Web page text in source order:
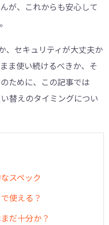
が、これからも安心して
、セキュリティが大丈夫か
ま使い続けるべきか、そ
ために、この記事では
替えのタイミングについ
スペック
使える？
だ十分か？